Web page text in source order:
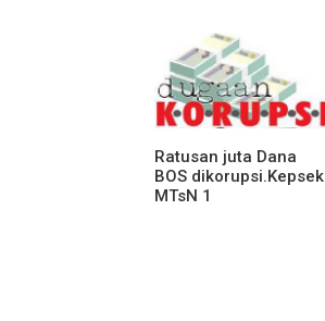
Ratusan juta Dana
BOS dikorupsi.Kepsek
MTsN 1